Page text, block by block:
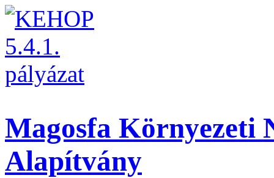
Magosfa Környezeti
Alapítvány